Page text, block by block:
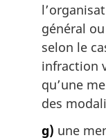
général
selon le
infraction
qu’une
des
g) une